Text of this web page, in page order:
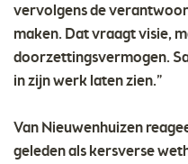
vervolgens de
maken. Dat vraagt visie,
doorzettingsvermogen.
in zijn werk laten zien.”
Van Nieuwenhuizen
geleden als kersverse